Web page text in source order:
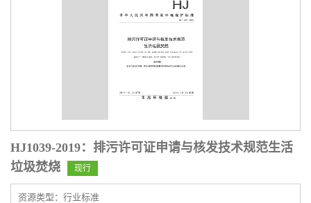
HJ1039-2019：排污许可证申请与核发技术规范生活
垃圾焚烧
现行
资源类型：行业标准